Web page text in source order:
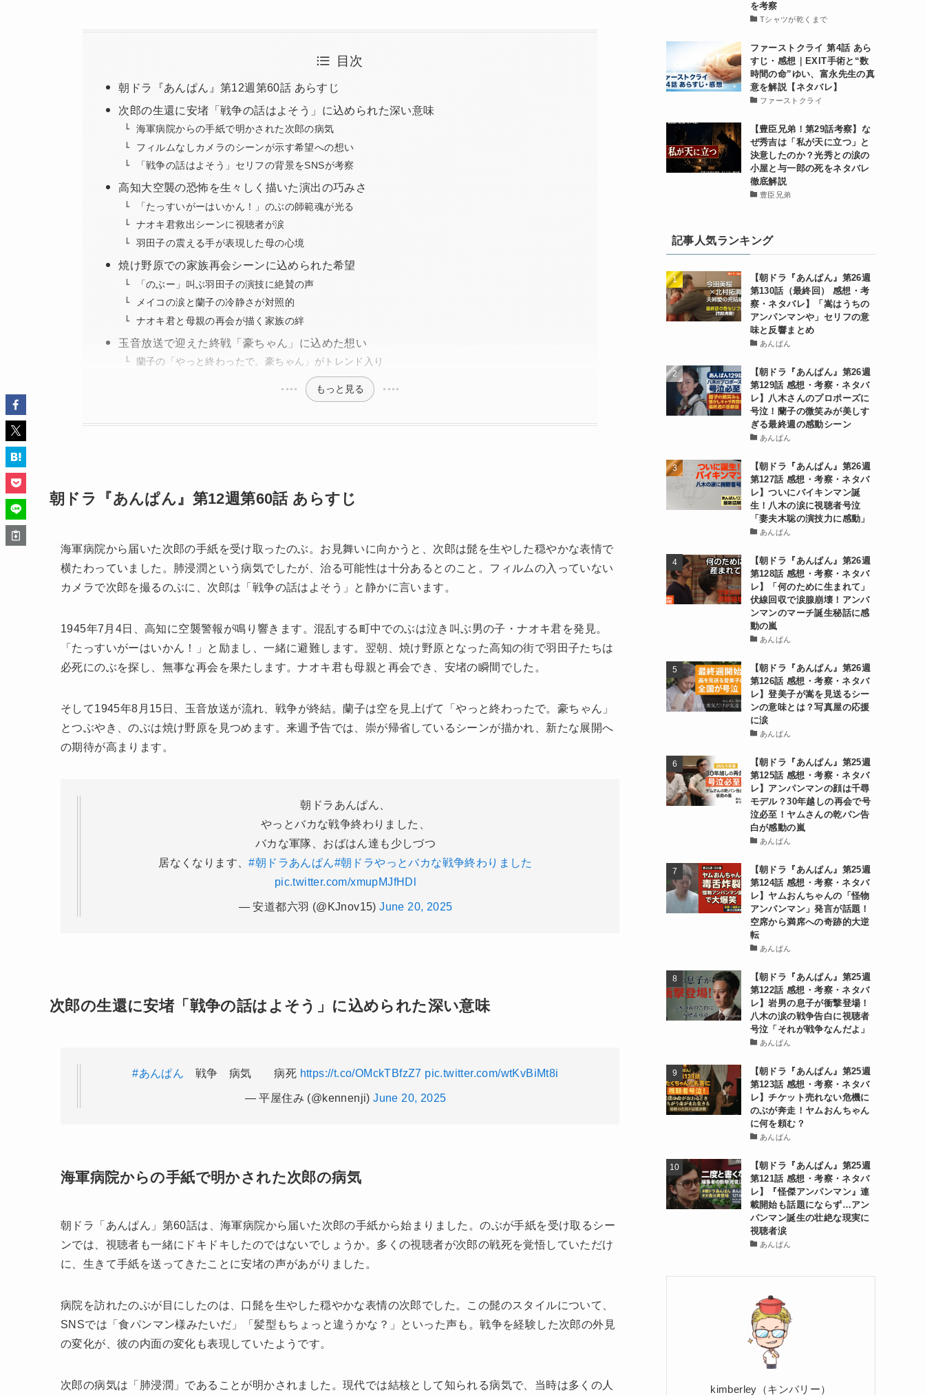
目次
朝ドラ『あんぱん』第12週第60話 あらすじ
次郎の生還に安堵「戦争の話はよそう」に込められた深い意味
海軍病院からの手紙で明かされた次郎の病気
フィルムなしカメラのシーンが示す希望への想い
「戦争の話はよそう」セリフの背景をSNSが考察
高知大空襲の恐怖を生々しく描いた演出の巧みさ
「たっすいがーはいかん！」のぶの師範魂が光る
ナオキ君救出シーンに視聴者が涙
羽田子の震える手が表現した母の心境
焼け野原での家族再会シーンに込められた希望
「のぶー」叫ぶ羽田子の演技に絶賛の声
メイコの涙と蘭子の冷静さが対照的
ナオキ君と母親の再会が描く家族の絆
玉音放送で迎えた終戦「豪ちゃん」に込めた想い
蘭子の「やっと終わったで。豪ちゃん」がトレンド入り
もっと見る
朝ドラ『あんぱん』第12週第60話 あらすじ
海軍病院から届いた次郎の手紙を受け取ったのぶ。お見舞いに向かうと、次郎は髭を生やした穏やかな表情で
横たわっていました。肺浸潤という病気でしたが、治る可能性は十分あるとのこと。フィルムの入っていない
カメラで次郎を撮るのぶに、次郎は「戦争の話はよそう」と静かに言います。
1945年7月4日、高知に空襲警報が鳴り響きます。混乱する町中でのぶは泣き叫ぶ男の子・ナオキ君を発見。
「たっすいがーはいかん！」と励まし、一緒に避難します。翌朝、焼け野原となった高知の街で羽田子たちは
必死にのぶを探し、無事な再会を果たします。ナオキ君も母親と再会でき、安堵の瞬間でした。
そして1945年8月15日、玉音放送が流れ、戦争が終結。蘭子は空を見上げて「やっと終わったで。豪ちゃん」
とつぶやき、のぶは焼け野原を見つめます。来週予告では、崇が帰省しているシーンが描かれ、新たな展開へ
の期待が高まります。
朝ドラあんぱん、
やっとバカな戦争終わりました、
バカな軍隊、おばはん達も少しづつ
居なくなります、 #朝ドラあんぱん#朝ドラやっとバカな戦争終わりました
pic.twitter.com/xmupMJfHDl
— 安道都六羽 (@KJnov15)June 20, 2025
次郎の生還に安堵「戦争の話はよそう」に込められた深い意味
朝ドラ「あんぱん」第60話は、海軍病院から届いた次郎の手紙から始まりました。のぶが手紙を受け取るシー
ンでは、視聴者も一緒にドキドキしたのではないでしょうか。多くの視聴者が次郎の戦死を覚悟していただけ
病院を訪れたのぶが目にしたのは、口髭を生やした穏やかな表情の次郎でした。この髭のスタイルについて、
SNSでは「食パンマン様みたいだ」「髪型もちょっと違うかな？」といった声も。戦争を経験した次郎の外見
を考察
Tシャツが乾くまで
ファーストクライ 第4話 あら
すじ・感想｜EXIT手術と“数
時間の命”ゆい、富永先生の真
意を解説【ネタバレ】
ファーストクライ
【豊臣兄弟！第29話考察】な
ぜ秀吉は「私が天に立つ」と
決意したのか？光秀との涙の
小屋と与一郎の死をネタバレ
徹底解説
豊臣兄弟
記事人気ランキング
【朝ドラ『あんぱん』第26週
第130話（最終回） 感想・考
察・ネタバレ】「嵩はうちの
アンパンマンや」セリフの意
味と反響まとめ
あんぱん
【朝ドラ『あんぱん』第26週
第129話 感想・考察・ネタバ
レ】八木さんのプロポーズに
号泣！蘭子の微笑みが美しす
ぎる最終週の感動シーン
あんぱん
【朝ドラ『あんぱん』第26週
第127話 感想・考察・ネタバ
レ】ついにバイキンマン誕
生！八木の涙に視聴者号泣
「妻夫木聡の演技力に感動」
あんぱん
【朝ドラ『あんぱん』第26週
第128話 感想・考察・ネタバ
レ】「何のために生まれて」
伏線回収で涙腺崩壊！アンパ
ンマンのマーチ誕生秘話に感
動の嵐
あんぱん
【朝ドラ『あんぱん』第26週
第126話 感想・考察・ネタバ
レ】登美子が嵩を見送るシー
ンの意味とは？写真屋の応援
に涙
あんぱん
【朝ドラ『あんぱん』第25週
第125話 感想・考察・ネタバ
レ】アンパンマンの顔は千尋
モデル？30年越しの再会で号
泣必至！ヤムさんの乾パン告
白が感動の嵐
あんぱん
【朝ドラ『あんぱん』第25週
第124話 感想・考察・ネタバ
レ】ヤムおんちゃんの「怪物
アンパンマン」発言が話題！
空席から満席への奇跡的大逆
転
あんぱん
【朝ドラ『あんぱん』第25週
第122話 感想・考察・ネタバ
レ】岩男の息子が衝撃登場！
八木の涙の戦争告白に視聴者
号泣「それが戦争なんだよ」
あんぱん
【朝ドラ『あんぱん』第25週
第123話 感想・考察・ネタバ
レ】チケット売れない危機に
のぶが奔走！ヤムおんちゃん
に何を頼む？
あんぱん
【朝ドラ『あんぱん』第25週
第121話 感想・考察・ネタバ
レ】『怪傑アンパンマン』連
載開始も話題にならず…アン
パンマン誕生の壮絶な現実に
視聴者涙
あんぱん
kimberley（キンバリー）